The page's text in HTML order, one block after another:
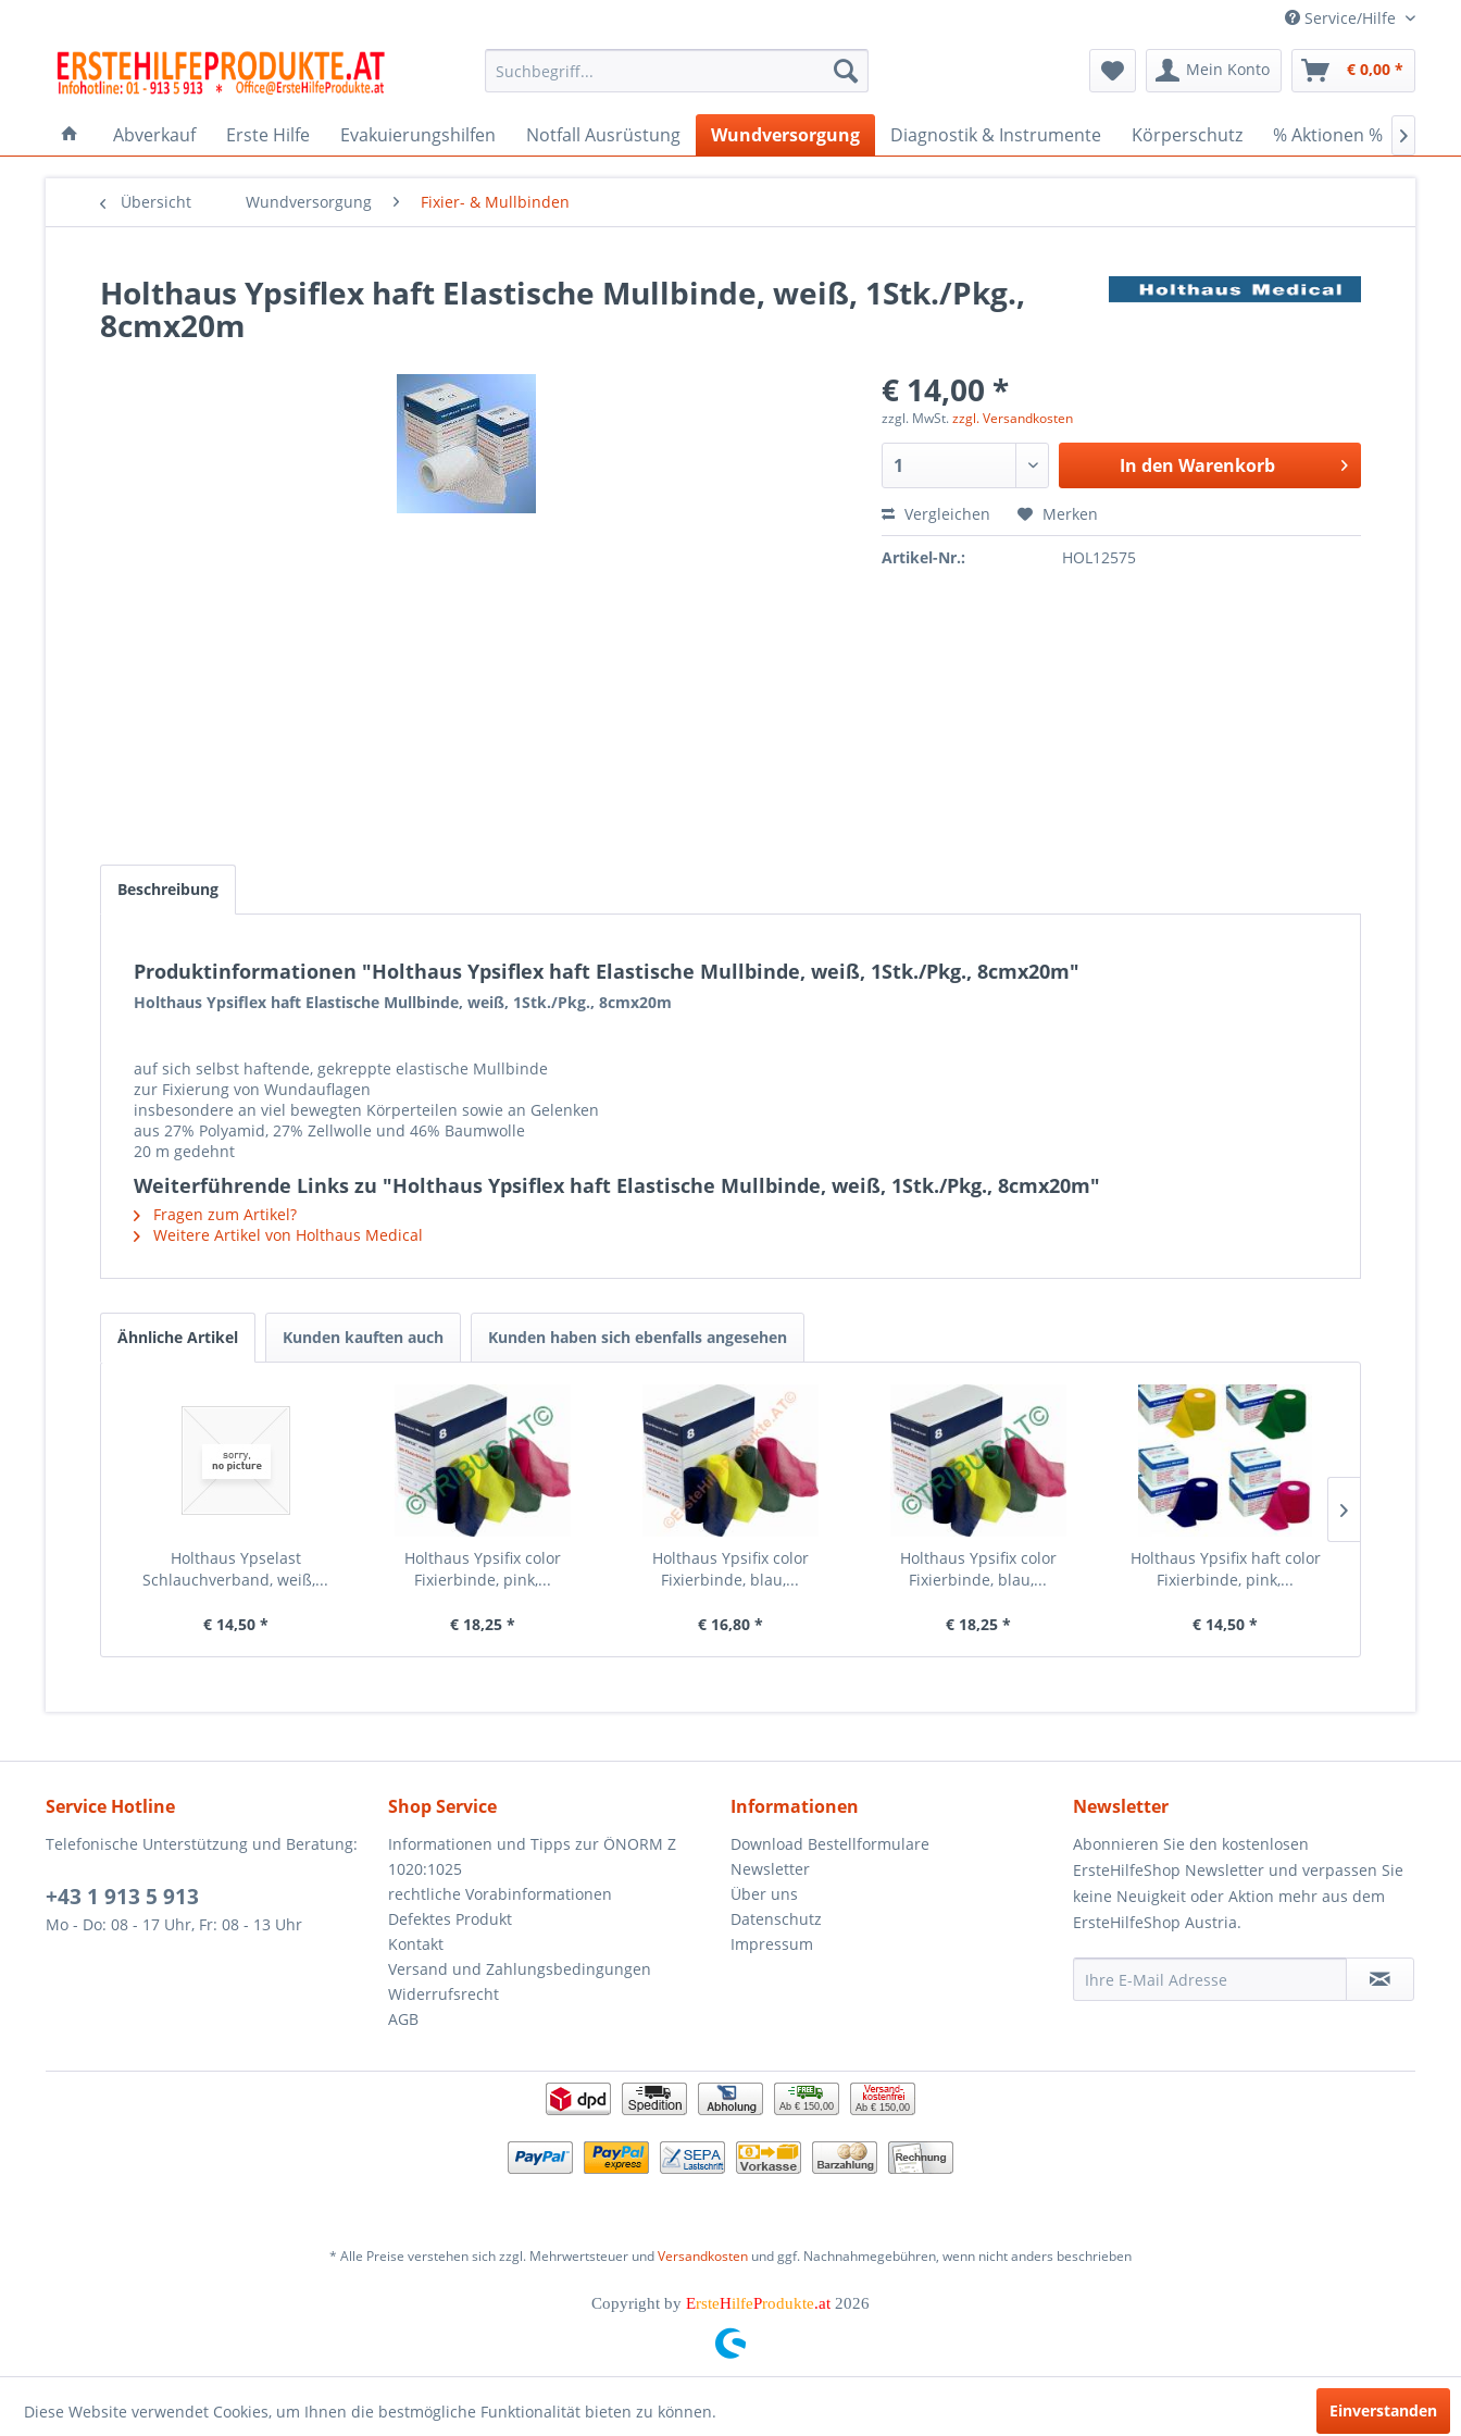
Service/Hilfe
Mein Konto € 0,00 *
Abverkauf Erste Hilfe Evakuierungshilfen Notfall Ausrüstung Wundversorgung Diagnostik & Instrumente Körperschutz % Aktionen % 
Übersicht Wundversorgung Fixier- & Mullbinden
Holthaus Ypsiflex haft Elastische Mullbinde, weiß, 1Stk./Pkg.,
8cmx20m
€ 14,00 *
zzgl. MwSt.zzgl. Versandkosten
In den Warenkorb
Vergleichen Merken
Artikel-Nr.: HOL12575
Beschreibung
Produktinformationen "Holthaus Ypsiflex haft Elastische Mullbinde, weiß, 1Stk./Pkg., 8cmx20m"
Holthaus Ypsiflex haft Elastische Mullbinde, weiß, 1Stk./Pkg., 8cmx20m
auf sich selbst haftende, gekreppte elastische Mullbinde
zur Fixierung von Wundauflagen
insbesondere an viel bewegten Körperteilen sowie an Gelenken
aus 27% Polyamid, 27% Zellwolle und 46% Baumwolle
20 m gedehnt
Weiterführende Links zu "Holthaus Ypsiflex haft Elastische Mullbinde, weiß, 1Stk./Pkg., 8cmx20m"
Fragen zum Artikel?
Weitere Artikel von Holthaus Medical
Ähnliche Artikel Kunden kauften auch Kunden haben sich ebenfalls angesehen
Holthaus Ypselast
Schlauchverband, weiß,...
€ 14,50 *
Holthaus Ypsifix color
Fixierbinde, pink,...
€ 18,25 *
Holthaus Ypsifix color
Fixierbinde, blau,...
€ 16,80 *
Holthaus Ypsifix color
Fixierbinde, blau,...
€ 18,25 *
Holthaus Ypsifix haft color
Fixierbinde, pink,...
€ 14,50 *
Service Hotline
Telefonische Unterstützung und Beratung:
+43 1 913 5 913
Mo - Do: 08 - 17 Uhr, Fr: 08 - 13 Uhr
Shop Service
Informationen und Tipps zur ÖNORM Z
1020:1025
rechtliche Vorabinformationen
Defektes Produkt
Kontakt
Versand und Zahlungsbedingungen
Widerrufsrecht
AGB
Informationen
Download Bestellformulare
Newsletter
Über uns
Datenschutz
Impressum
Newsletter
Abonnieren Sie den kostenlosen
ErsteHilfeShop Newsletter und verpassen Sie
keine Neuigkeit oder Aktion mehr aus dem
ErsteHilfeShop Austria.
Ab € 150,00 Ab € 150,00
* Alle Preise verstehen sich zzgl. Mehrwertsteuer undVersandkosten und ggf. Nachnahmegebühren, wenn nicht anders beschrieben
Copyright by ErsteHilfeProdukte.at 2026
Diese Website verwendet Cookies, um Ihnen die bestmögliche Funktionalität bieten zu können. Einverstanden